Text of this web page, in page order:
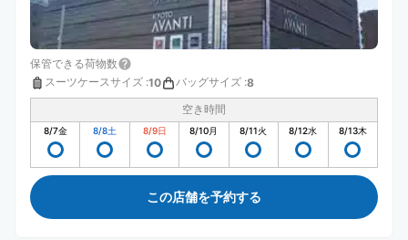
保管できる荷物数
スーツケースサイズ :10 バッグサイズ :8
空き時間
8/7金 8/8土 8/9日 8/10月 8/11火 8/12水 8/13木
この店舗を予約する